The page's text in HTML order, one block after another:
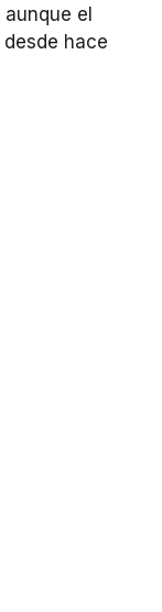
el
hace